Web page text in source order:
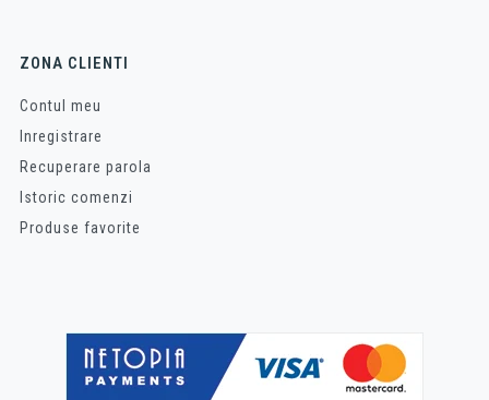
ZONA CLIENTI
Contul meu
Inregistrare
Recuperare parola
Istoric comenzi
Produse favorite